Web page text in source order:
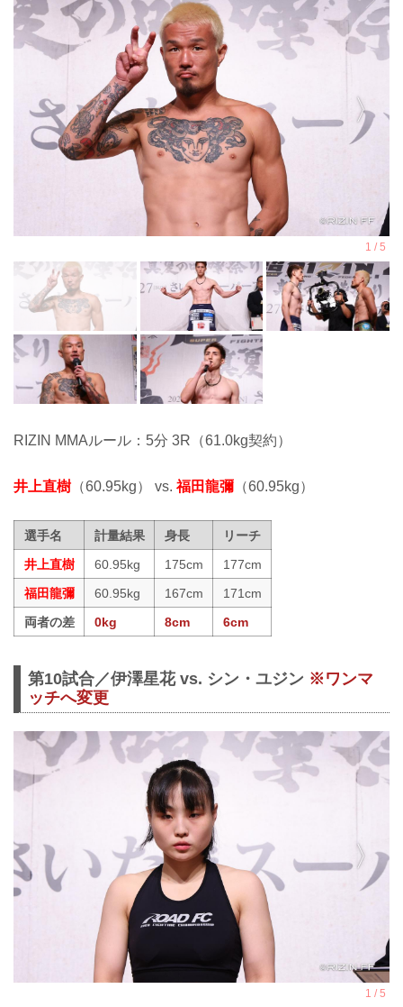
RIZIN MMAルール：5分 3R（61.0kg契約）
井上直樹 （60.95kg） vs.福田龍彌 （60.95kg）
選手名 計量結果 身長
リーチ
井上直樹
60.95kg 175cm
177cm
福田龍彌
60.95kg 167cm
171cm
両者の差
0kg 8cm 6cm
第10試合／伊澤星花 vs. シン・ユジン ※ワンマ
ッチへ変更